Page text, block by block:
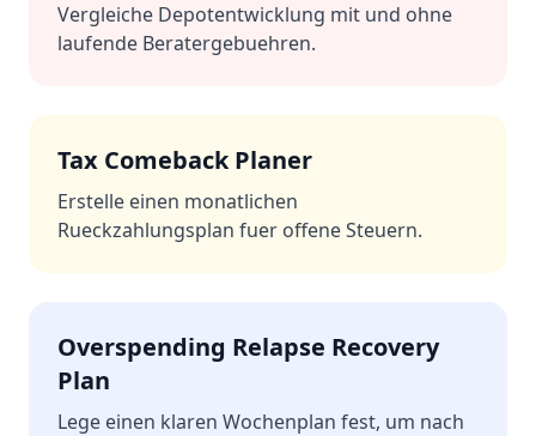
Vergleiche Depotentwicklung mit und ohne
laufende Beratergebuehren.
Tax Comeback Planer
Erstelle einen monatlichen
Rueckzahlungsplan fuer offene Steuern.
Overspending Relapse Recovery
Plan
Lege einen klaren Wochenplan fest, um nach